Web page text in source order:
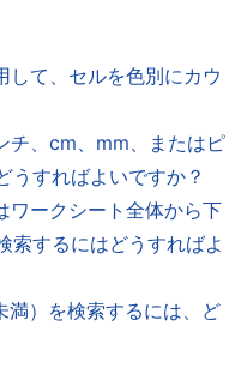
て、セルを色別にカウ
チ、cm、mm、またはピ
うすればよいですか？
ワークシート全体から下
索するにはどうすればよ
）を検索するには、ど